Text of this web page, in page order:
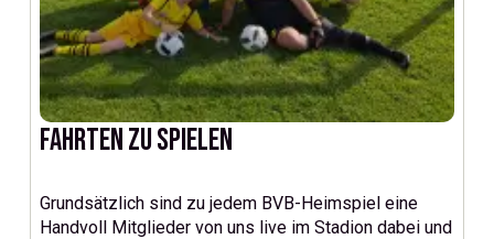
Fahrten zu Spielen
Grundsätzlich sind zu jedem BVB-Heimspiel eine
Handvoll Mitglieder von uns live im Stadion dabei und